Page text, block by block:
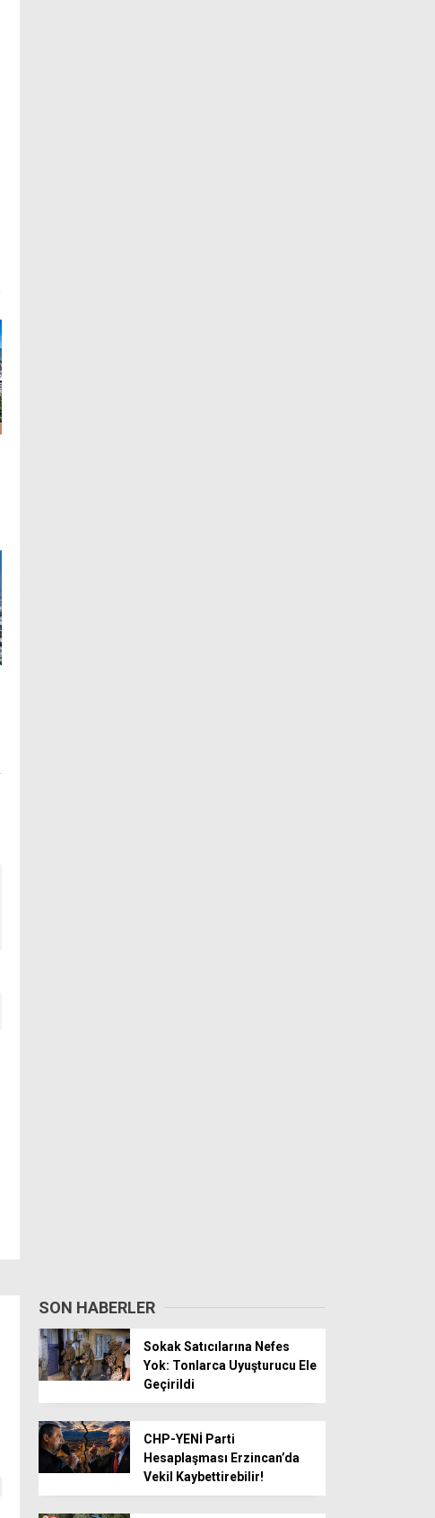
SON HABERLER
Sokak Satıcılarına Nefes
Yok: Tonlarca Uyuşturucu Ele
Geçirildi
CHP-YENİ Parti
Hesaplaşması Erzincan’da
Vekil Kaybettirebilir!